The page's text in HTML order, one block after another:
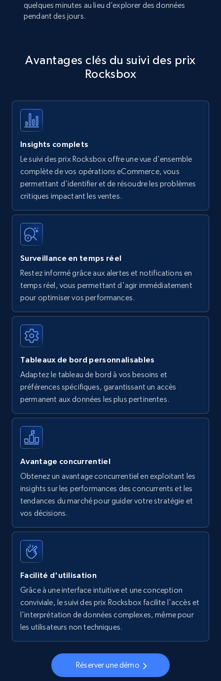
quelques minutes au lieu d’explorer des données
pendant des jours.
Avantages clés du suivi des prix
Rocksbox
Insights complets
Le suivi des prix Rocksbox offre une vue d'ensemble
complète de vos opérations eCommerce, vous
permettant d'identifier et de résoudre les problèmes
critiques impactant les ventes.
Surveillance en temps réel
Restez informé grâce aux alertes et notifications en
temps réel, vous permettant d'agir immédiatement
pour optimiser vos performances.
Tableaux de bord personnalisables
Adaptez le tableau de bord à vos besoins et
préférences spécifiques, garantissant un accès
permanent aux données les plus pertinentes.
Avantage concurrentiel
Obtenez un avantage concurrentiel en exploitant les
insights sur les performances des concurrents et les
tendances du marché pour guider votre stratégie et
vos décisions.
Facilité d'utilisation
Grâce à une interface intuitive et une conception
conviviale, le suivi des prix Rocksbox facilite l'accès et
l'interprétation de données complexes, même pour
les utilisateurs non techniques.
Réserver une démo